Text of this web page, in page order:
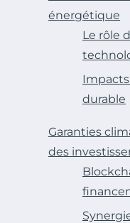
énergétique
Le rôle
durable
Garanties
des